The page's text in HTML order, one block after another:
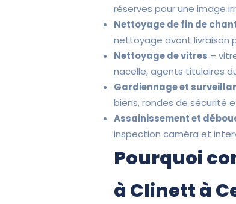
réserves pour une image
Nettoyage de fin de
nettoyage avant livraison
Nettoyage de vitres –
nacelle, agents titulaires du
Gardiennage et
biens, rondes de sécurité
Assainissement et
inspection caméra et
Pourquoi
à Clinett à